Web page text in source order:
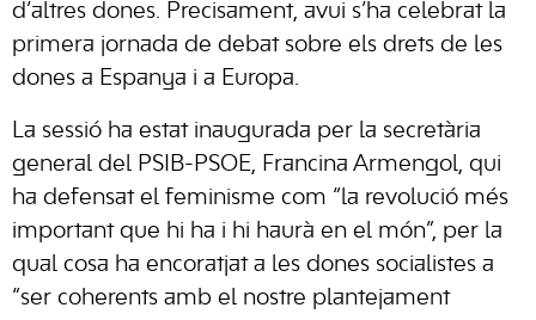
d’altres dones. Precisament, avui s’ha celebrat la
primera jornada de debat sobre els drets de les
dones a Espanya i a Europa.
La sessió ha estat inaugurada per la secretària
general del PSIB-PSOE, Francina Armengol, qui
ha defensat el feminisme com “la revolució més
important que hi ha i hi haurà en el món”, per la
qual cosa ha encoratjat a les dones socialistes a
“ser coherents amb el nostre plantejament